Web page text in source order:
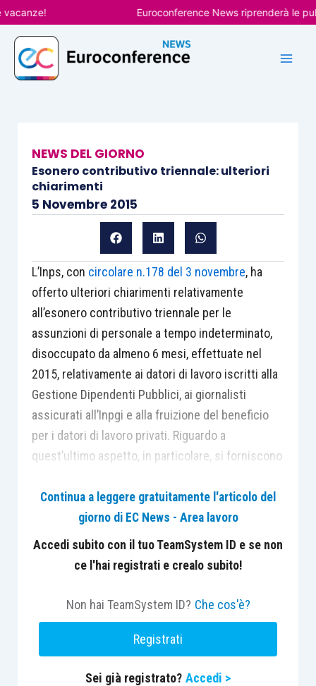
Vai
al
contenuto
Euroconference News riprenderà le
NEWS DEL GIORNO
Esonero contributivo triennale: ulteriori
chiarimenti
5 Novembre 2015
L’Inps, con circolare n.178 del 3 novembre, ha
offerto ulteriori chiarimenti relativamente
all’esonero contributivo triennale per le
assunzioni di personale a tempo indeterminato,
disoccupato da almeno 6 mesi, effettuate nel
2015, relativamente ai datori di lavoro iscritti alla
Gestione Dipendenti Pubblici, ai giornalisti
assicurati all’Inpgi e alla fruizione del beneficio
per i datori di lavoro privati. Riguardo a
quest’ultimo aspetto, in particolare, si forniscono
circolare n.17/15, in relazione a situazioni
caratterizzate da particolari condizioni di
specificità:
subordinato a tempo indeterminato
all’estero nei sei mesi precedenti
l’assunzione non consente la fruizione
Continua a leggere gratuitamente l'articolo del
giorno di EC News - Area lavoro
Accedi subito con il tuo TeamSystem ID e se non
ce l'hai registrati e crealo subito!
Non hai TeamSystem ID? Che cos'è?
Registrati
Sei già registrato? Accedi >